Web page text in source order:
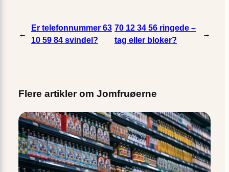
←
Er telefonnummer 63
10 59 84 svindel?
70 12 34 56 ringede –
tag eller bloker?
→
Flere artikler om Jomfruøerne